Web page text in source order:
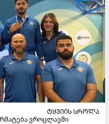
ᲢᲧᲕᲘᲘᲡ ᲡᲠᲝᲚᲐ
ვროცლავში